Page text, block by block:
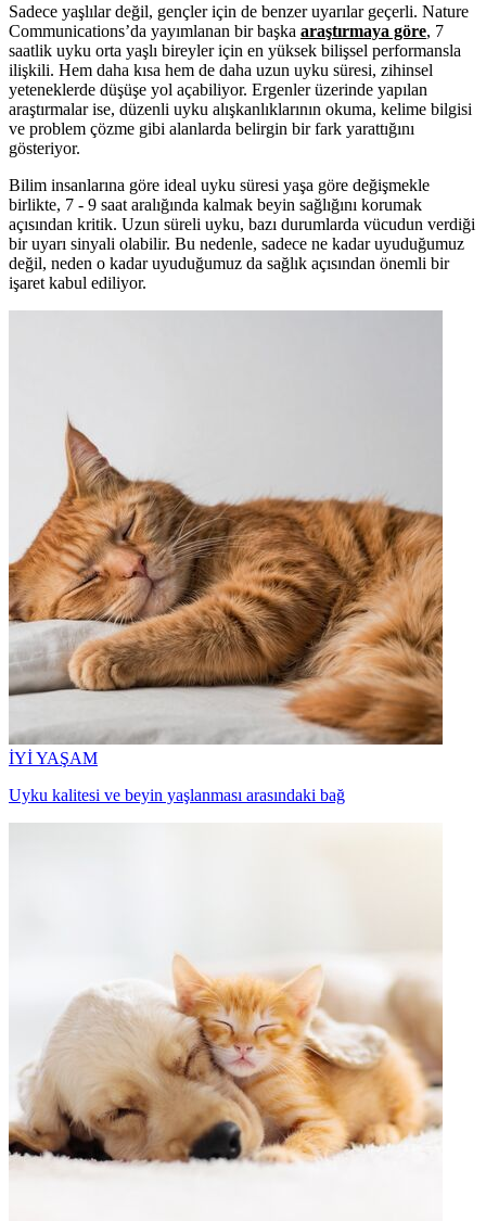
Sadece yaşlılar değil, gençler için de benzer uyarılar geçerli. Nature
Communications’da yayımlanan bir başka araştırmaya göre, 7
saatlik uyku orta yaşlı bireyler için en yüksek bilişsel performansla
ilişkili. Hem daha kısa hem de daha uzun uyku süresi, zihinsel
yeteneklerde düşüşe yol açabiliyor. Ergenler üzerinde yapılan
araştırmalar ise, düzenli uyku alışkanlıklarının okuma, kelime bilgisi
ve problem çözme gibi alanlarda belirgin bir fark yarattığını
gösteriyor.
Bilim insanlarına göre ideal uyku süresi yaşa göre değişmekle
birlikte, 7 - 9 saat aralığında kalmak beyin sağlığını korumak
açısından kritik. Uzun süreli uyku, bazı durumlarda vücudun verdiği
bir uyarı sinyali olabilir. Bu nedenle, sadece ne kadar uyuduğumuz
değil, neden o kadar uyuduğumuz da sağlık açısından önemli bir
işaret kabul ediliyor.
İYİ YAŞAM
Uyku kalitesi ve beyin yaşlanması arasındaki bağ